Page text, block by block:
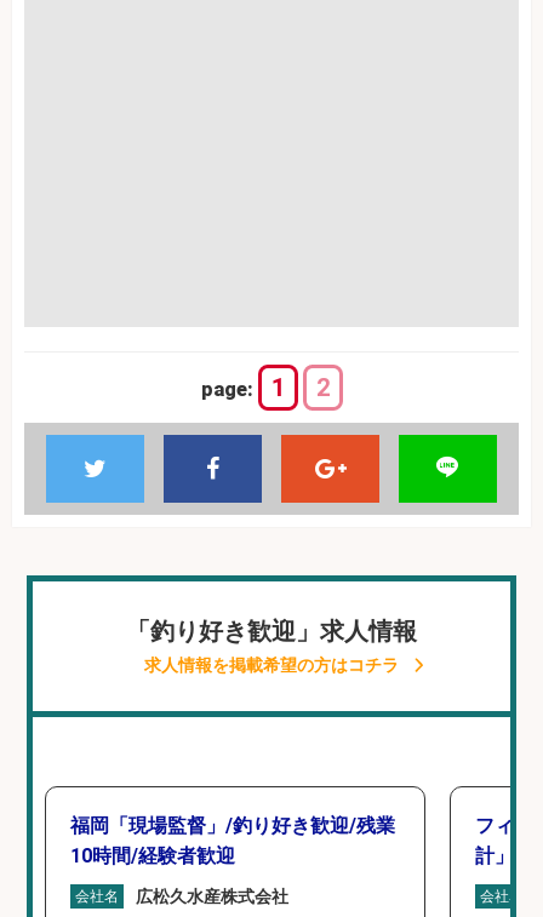
page: 1 2
「釣り好き歓迎」求人情報
求人情報を掲載希望の方はコチラ
福岡「現場監督」/釣り好き歓迎/残業
10時間/経験者歓迎
会社名 広松久水産株式会社
フィッ
計」
会社名